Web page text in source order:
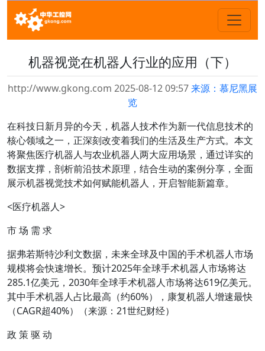
机器视觉在机器人行业的应用（下）
http://www.gkong.com 2025-08-12 09:57来源：慕尼黑展
览
在科技日新月异的今天，机器人技术作为新一代信息技术的
核心领域之一，正深刻改变着我们的生活及生产方式。本文
将聚焦医疗机器人与农业机器人两大应用场景，通过详实的
数据支撑，剖析前沿技术原理，结合生动的案例分享，全面
展示机器视觉技术如何赋能机器人，开启智能新篇章。
<医疗机器人>
市 场 需 求
据弗若斯特沙利文数据，未来全球及中国的手术机器人市场
规模将会快速增长。预计2025年全球手术机器人市场将达
285.1亿美元，2030年全球手术机器人市场将达619亿美元。
其中手术机器人占比最高（约60%），康复机器人增速最快
（CAGR超40%）（来源：21世纪财经）
政 策 驱 动